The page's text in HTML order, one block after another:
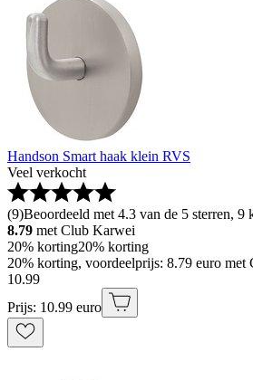
Handson Smart haak klein RVS
Veel verkocht
(9)Beoordeeld met 4.3 van de 5 sterren, 9
8.79 met Club Karwei
20% korting20% korting
20% korting, voordeelprijs: 8.79 euro met
10.99
Prijs: 10.99 euro